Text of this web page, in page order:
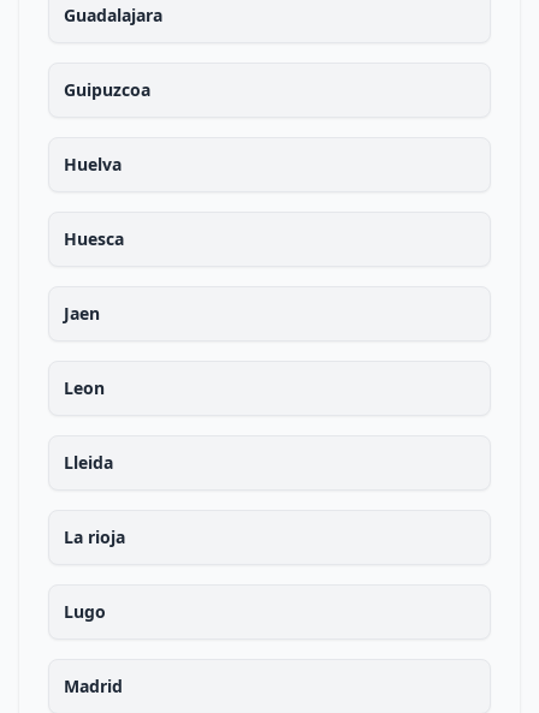
Guadalajara
Guipuzcoa
Huelva
Huesca
Jaen
Leon
Lleida
La rioja
Lugo
Madrid